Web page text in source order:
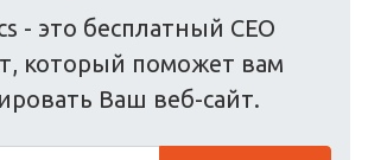
- это бесплатный СЕО
который поможет вам
Ваш веб-сайт.